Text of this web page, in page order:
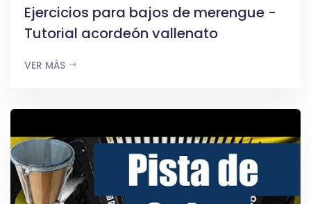
Ejercicios para bajos de merengue -
Tutorial acordeón vallenato
VER MÁS